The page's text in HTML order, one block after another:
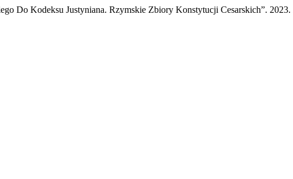
Do Kodeksu Justyniana. Rzymskie Zbiory Konstytucji Cesarskich”. 2023.